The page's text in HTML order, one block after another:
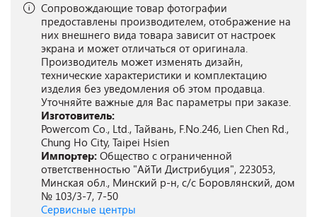
Сопровождающие товар фотографии
предоставлены производителем, отображение на
них внешнего вида товара зависит от настроек
экрана и может отличаться от оригинала.
Производитель может изменять дизайн,
технические характеристики и комплектацию
изделия без уведомления об этом продавца.
Уточняйте важные для Вас параметры при заказе.
Изготовитель:
Powercom Co., Ltd., Тайвань, F.No.246, Lien Chen Rd.,
Chung Ho City, Taipei Hsien
Импортер: Общество с ограниченной
ответственностью "АйТи Дистрибуция", 223053,
Минская обл., Минский р-н, с/с Боровлянский, дом
№ 103/3-7, 7-50
Сервисные центры